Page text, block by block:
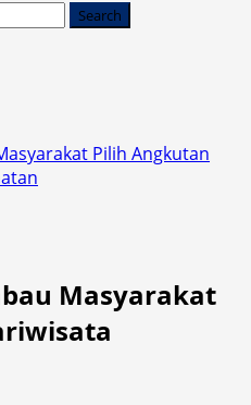
Pilih Angkutan
Masyarakat